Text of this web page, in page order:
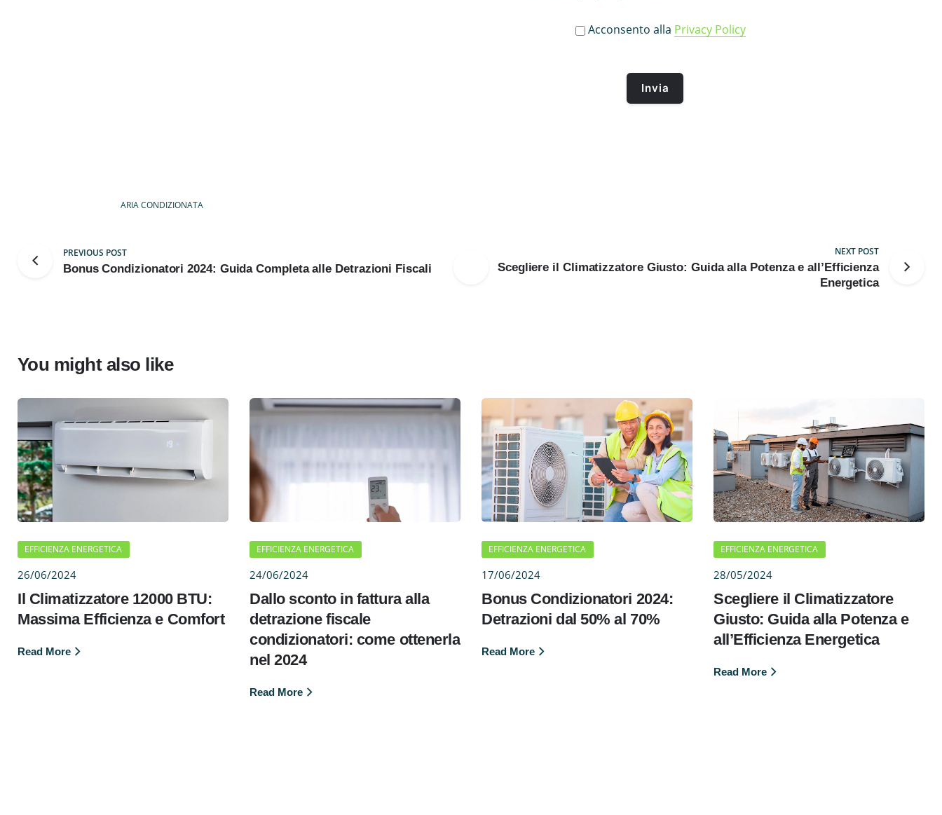
Acconsento alla Privacy Policy
ARIA CONDIZIONATA
PREVIOUS POST
Bonus Condizionatori 2024: Guida Completa alle Detrazioni Fiscali
NEXT POST
Scegliere il Climatizzatore Giusto: Guida alla Potenza e all’Efficienza
Energetica
You might also like
EFFICIENZA ENERGETICA
26/06/2024
Il Climatizzatore 12000 BTU:
Massima Efficienza e Comfort
Read More
EFFICIENZA ENERGETICA
24/06/2024
Dallo sconto in fattura alla
detrazione fiscale
condizionatori: come ottenerla
nel 2024
Read More
EFFICIENZA ENERGETICA
17/06/2024
Bonus Condizionatori 2024:
Detrazioni dal 50% al 70%
Read More
EFFICIENZA ENERGETICA
28/05/2024
Scegliere il Climatizzatore
Giusto: Guida alla Potenza e
all’Efficienza Energetica
Read More